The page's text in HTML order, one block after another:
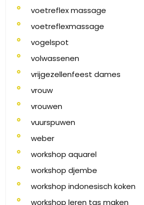
voetreflex massage
voetreflexmassage
vogelspot
volwassenen
vrijgezellenfeest dames
vrouw
vrouwen
vuurspuwen
weber
workshop aquarel
workshop djembe
workshop indonesisch koken
workshop leren tas maken